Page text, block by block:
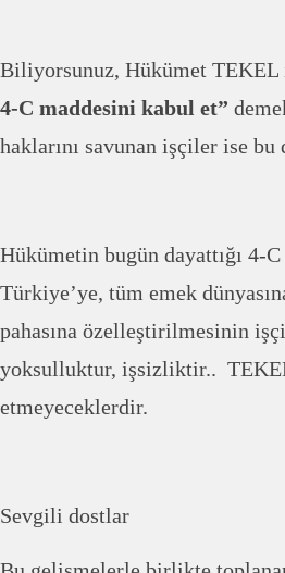
Biliyorsunuz, Hükümet TEKEL
4-C maddesini kabul et”
haklarını savunan işçiler ise
Hükümetin bugün dayattığı 4-
Türkiye’ye, tüm emek
pahasına özelleştirilmesinin işçi
yoksulluktur, işsizliktir..
etmeyeceklerdir.
Sevgili dostlar